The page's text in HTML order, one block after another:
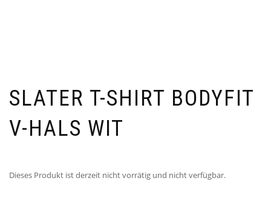
SLATER T-SHIRT BODYFIT
V-HALS WIT
Dieses Produkt ist derzeit nicht vorrätig und nicht verfügbar.